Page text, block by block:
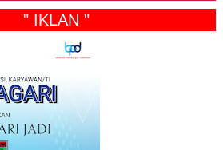
" IKLAN "